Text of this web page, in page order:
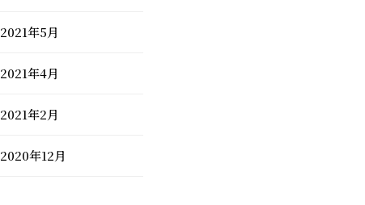
2021年5月
2021年4月
2021年2月
2020年12月